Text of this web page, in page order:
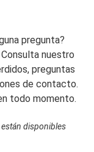
pregunta?
nuestro
preguntas
de contacto.
todo momento.
están disponibles